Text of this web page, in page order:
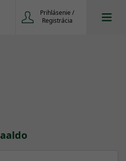
Prihlásenie /
Registrácia
aaldo